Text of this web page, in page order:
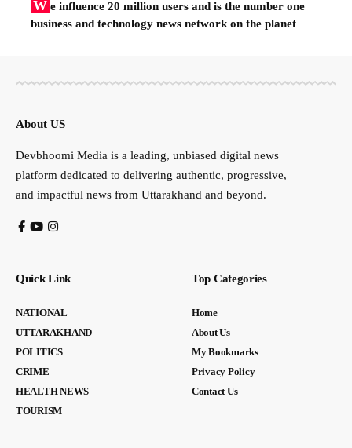
W e influence 20 million users and is the number one
business and technology news network on the planet
About US
Devbhoomi Media is a leading, unbiased digital news
platform dedicated to delivering authentic, progressive,
and impactful news from Uttarakhand and beyond.
Quick Link
NATIONAL
UTTARAKHAND
POLITICS
CRIME
HEALTH NEWS
TOURISM
Top Categories
Home
About Us
My Bookmarks
Privacy Policy
Contact Us